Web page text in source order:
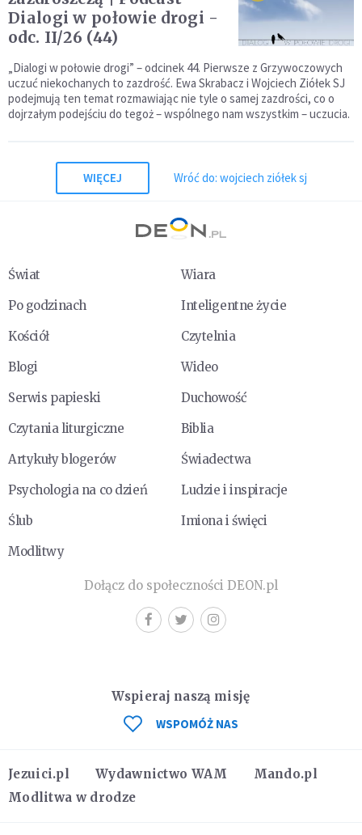
Dialogi w połowie drogi -
odc. II/26 (44)
„Dialogi w połowie drogi” – odcinek 44. Pierwsze z Grzywoczowych
uczuć niekochanych to zazdrość. Ewa Skrabacz i Wojciech Ziółek SJ
podejmują ten temat rozmawiając nie tyle o samej zazdrości, co o
dojrzałym podejściu do tegoż – wspólnego nam wszystkim – uczucia.
WIĘCEJ Wróć do: wojciech ziółek sj
Świat
Wiara
Po godzinach
Inteligentne życie
Kościół
Czytelnia
Blogi
Wideo
Serwis papieski
Duchowość
Czytania liturgiczne
Biblia
Artykuły blogerów
Świadectwa
Psychologia na co dzień
Ludzie i inspiracje
Ślub
Imiona i święci
Modlitwy
Dołącz do społeczności DEON.pl
Jezuici.pl Wydawnictwo WAM
Mando.pl
Modlitwa w drodze
Wspieraj naszą misję
WSPOMÓŻ NAS